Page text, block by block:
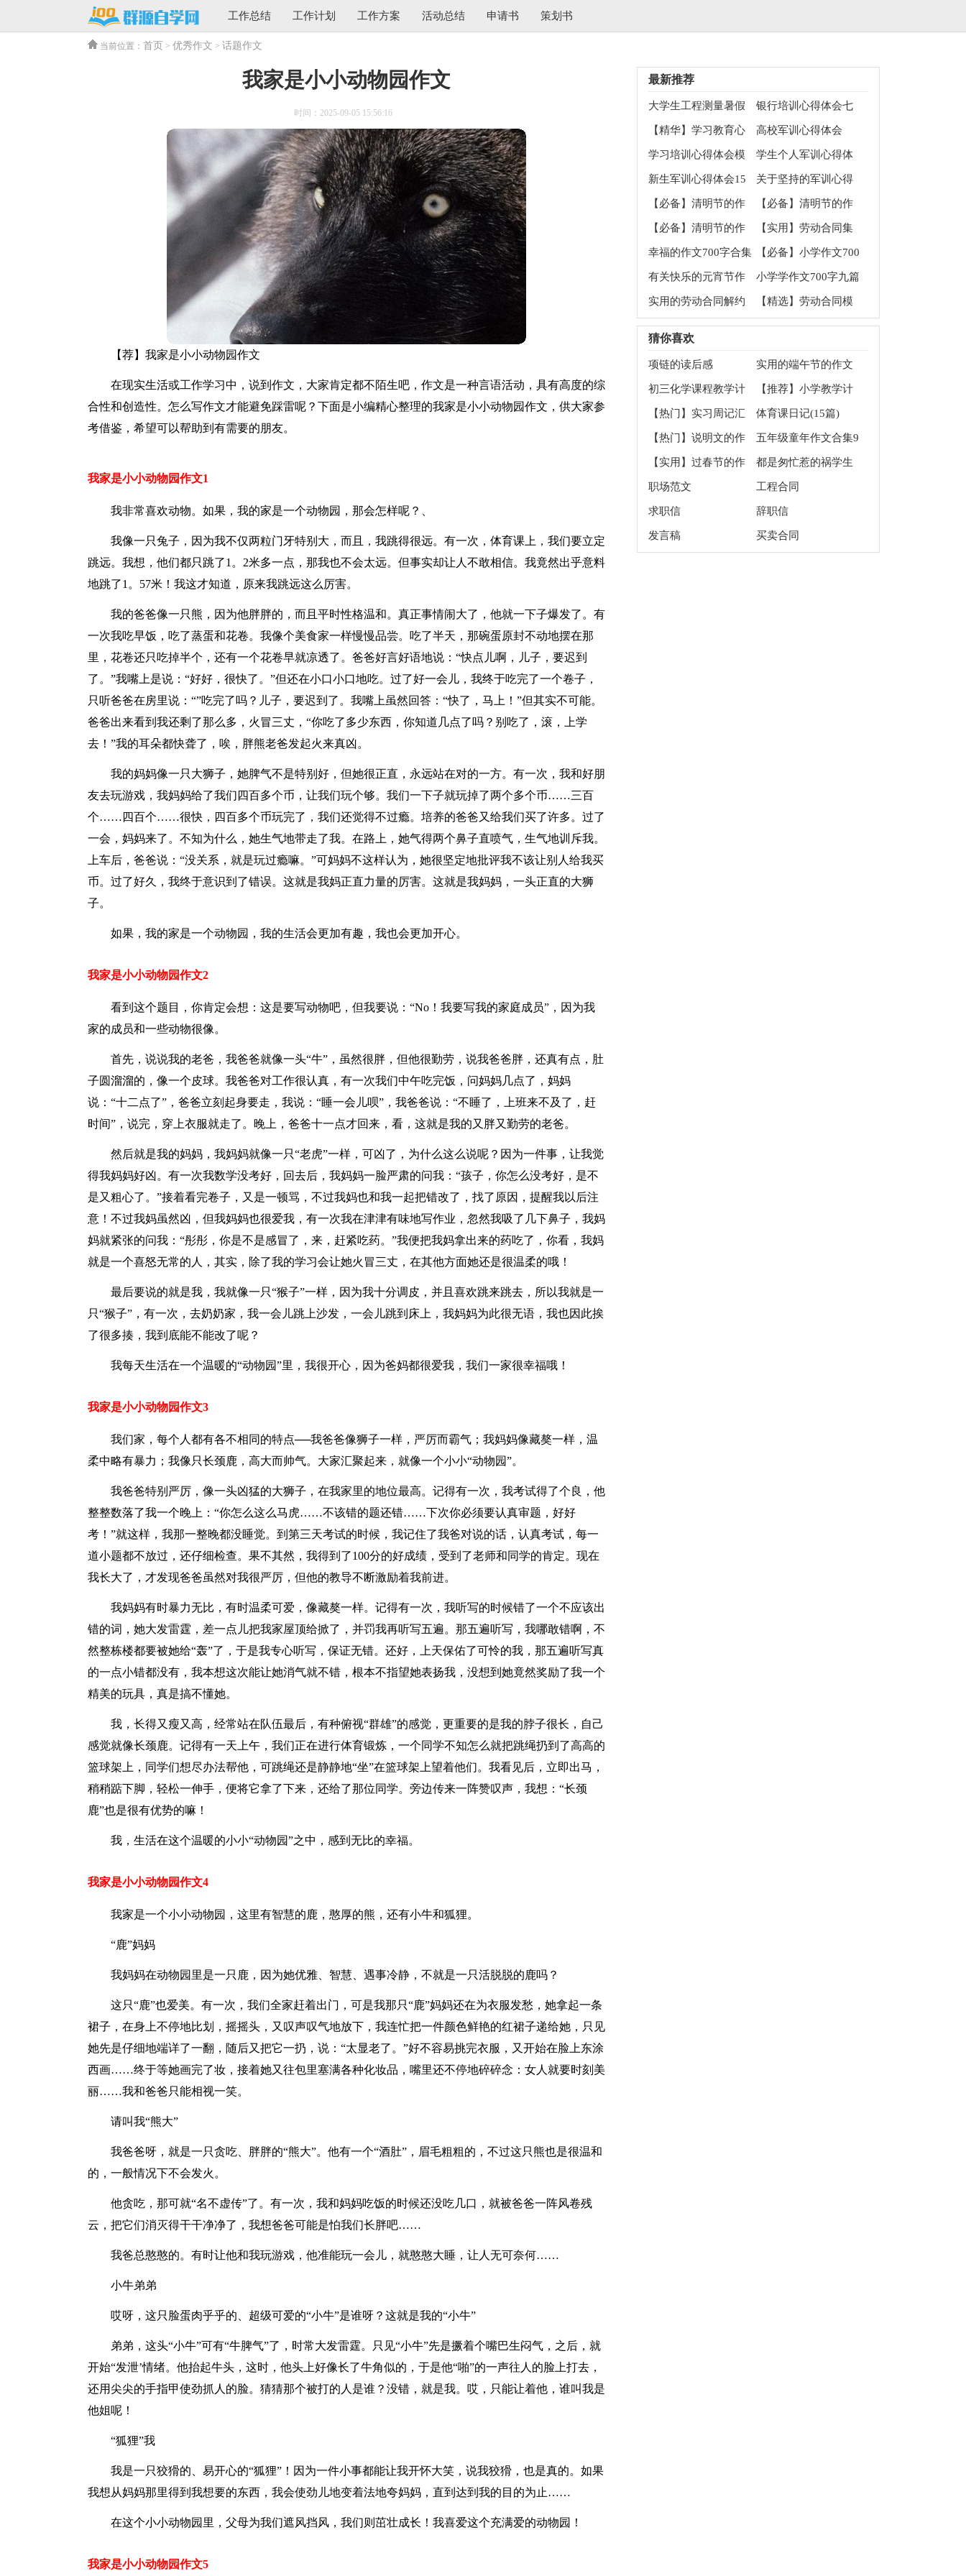
工作总结 工作计划 工作方案 活动总结 申请书 策划书
当前位置： 首页 > 优秀作文 > 话题作文
我家是小小动物园作文
时间：2025-09-05 15:56:16
【荐】我家是小小动物园作文
在现实生活或工作学习中，说到作文，大家肯定都不陌生吧，作文是一种言语活动，具有高度的综
合性和创造性。怎么写作文才能避免踩雷呢？下面是小编精心整理的我家是小小动物园作文，供大家参
考借鉴，希望可以帮助到有需要的朋友。
我家是小小动物园作文1
我非常喜欢动物。如果，我的家是一个动物园，那会怎样呢？、
我像一只兔子，因为我不仅两粒门牙特别大，而且，我跳得很远。有一次，体育课上，我们要立定
跳远。我想，他们都只跳了1。2米多一点，那我也不会太远。但事实却让人不敢相信。我竟然出乎意料
地跳了1。57米！我这才知道，原来我跳远这么厉害。
我的爸爸像一只熊，因为他胖胖的，而且平时性格温和。真正事情闹大了，他就一下子爆发了。有
一次我吃早饭，吃了蒸蛋和花卷。我像个美食家一样慢慢品尝。吃了半天，那碗蛋原封不动地摆在那
里，花卷还只吃掉半个，还有一个花卷早就凉透了。爸爸好言好语地说：“快点儿啊，儿子，要迟到
了。”我嘴上是说：“好好，很快了。”但还在小口小口地吃。过了好一会儿，我终于吃完了一个卷子，
只听爸爸在房里说：“”吃完了吗？儿子，要迟到了。我嘴上虽然回答：“快了，马上！”但其实不可能。
爸爸出来看到我还剩了那么多，火冒三丈，“你吃了多少东西，你知道几点了吗？别吃了，滚，上学
去！”我的耳朵都快聋了，唉，胖熊老爸发起火来真凶。
我的妈妈像一只大狮子，她脾气不是特别好，但她很正直，永远站在对的一方。有一次，我和好朋
友去玩游戏，我妈妈给了我们四百多个币，让我们玩个够。我们一下子就玩掉了两个多个币……三百
个……四百个……很快，四百多个币玩完了，我们还觉得不过瘾。培养的爸爸又给我们买了许多。过了
一会，妈妈来了。不知为什么，她生气地带走了我。在路上，她气得两个鼻子直喷气，生气地训斥我。
上车后，爸爸说：“没关系，就是玩过瘾嘛。”可妈妈不这样认为，她很坚定地批评我不该让别人给我买
币。过了好久，我终于意识到了错误。这就是我妈正直力量的厉害。这就是我妈妈，一头正直的大狮
子。
如果，我的家是一个动物园，我的生活会更加有趣，我也会更加开心。
我家是小小动物园作文2
看到这个题目，你肯定会想：这是要写动物吧，但我要说：“No！我要写我的家庭成员”，因为我
家的成员和一些动物很像。
首先，说说我的老爸，我爸爸就像一头“牛”，虽然很胖，但他很勤劳，说我爸爸胖，还真有点，肚
子圆溜溜的，像一个皮球。我爸爸对工作很认真，有一次我们中午吃完饭，问妈妈几点了，妈妈
说：“十二点了”，爸爸立刻起身要走，我说：“睡一会儿呗”，我爸爸说：“不睡了，上班来不及了，赶
时间”，说完，穿上衣服就走了。晚上，爸爸十一点才回来，看，这就是我的又胖又勤劳的老爸。
然后就是我的妈妈，我妈妈就像一只“老虎”一样，可凶了，为什么这么说呢？因为一件事，让我觉
得我妈妈好凶。有一次我数学没考好，回去后，我妈妈一脸严肃的问我：“孩子，你怎么没考好，是不
是又粗心了。”接着看完卷子，又是一顿骂，不过我妈也和我一起把错改了，找了原因，提醒我以后注
意！不过我妈虽然凶，但我妈妈也很爱我，有一次我在津津有味地写作业，忽然我吸了几下鼻子，我妈
妈就紧张的问我：“彤彤，你是不是感冒了，来，赶紧吃药。”我便把我妈拿出来的药吃了，你看，我妈
就是一个喜怒无常的人，其实，除了我的学习会让她火冒三丈，在其他方面她还是很温柔的哦！
最后要说的就是我，我就像一只“猴子”一样，因为我十分调皮，并且喜欢跳来跳去，所以我就是一
只“猴子”，有一次，去奶奶家，我一会儿跳上沙发，一会儿跳到床上，我妈妈为此很无语，我也因此挨
了很多揍，我到底能不能改了呢？
我每天生活在一个温暖的“动物园”里，我很开心，因为爸妈都很爱我，我们一家很幸福哦！
我家是小小动物园作文3
我们家，每个人都有各不相同的特点──我爸爸像狮子一样，严厉而霸气；我妈妈像藏獒一样，温
柔中略有暴力；我像只长颈鹿，高大而帅气。大家汇聚起来，就像一个小小“动物园”。
我爸爸特别严厉，像一头凶猛的大狮子，在我家里的地位最高。记得有一次，我考试得了个良，他
整整数落了我一个晚上：“你怎么这么马虎……不该错的题还错……下次你必须要认真审题，好好
考！”就这样，我那一整晚都没睡觉。到第三天考试的时候，我记住了我爸对说的话，认真考试，每一
道小题都不放过，还仔细检查。果不其然，我得到了100分的好成绩，受到了老师和同学的肯定。现在
我长大了，才发现爸爸虽然对我很严厉，但他的教导不断激励着我前进。
我妈妈有时暴力无比，有时温柔可爱，像藏獒一样。记得有一次，我听写的时候错了一个不应该出
错的词，她大发雷霆，差一点儿把我家屋顶给掀了，并罚我再听写五遍。那五遍听写，我哪敢错啊，不
然整栋楼都要被她给“轰”了，于是我专心听写，保证无错。还好，上天保佑了可怜的我，那五遍听写真
的一点小错都没有，我本想这次能让她消气就不错，根本不指望她表扬我，没想到她竟然奖励了我一个
精美的玩具，真是搞不懂她。
我，长得又瘦又高，经常站在队伍最后，有种俯视“群雄”的感觉，更重要的是我的脖子很长，自己
感觉就像长颈鹿。记得有一天上午，我们正在进行体育锻炼，一个同学不知怎么就把跳绳扔到了高高的
篮球架上，同学们想尽办法帮他，可跳绳还是静静地“坐”在篮球架上望着他们。我看见后，立即出马，
稍稍踮下脚，轻松一伸手，便将它拿了下来，还给了那位同学。旁边传来一阵赞叹声，我想：“长颈
鹿”也是很有优势的嘛！
我，生活在这个温暖的小小“动物园”之中，感到无比的幸福。
我家是小小动物园作文4
我家是一个小小动物园，这里有智慧的鹿，憨厚的熊，还有小牛和狐狸。
“鹿”妈妈
我妈妈在动物园里是一只鹿，因为她优雅、智慧、遇事冷静，不就是一只活脱脱的鹿吗？
这只“鹿”也爱美。有一次，我们全家赶着出门，可是我那只“鹿”妈妈还在为衣服发愁，她拿起一条
裙子，在身上不停地比划，摇摇头，又叹声叹气地放下，我连忙把一件颜色鲜艳的红裙子递给她，只见
她先是仔细地端详了一翻，随后又把它一扔，说：“太显老了。”好不容易挑完衣服，又开始在脸上东涂
西画……终于等她画完了妆，接着她又往包里塞满各种化妆品，嘴里还不停地碎碎念：女人就要时刻美
丽……我和爸爸只能相视一笑。
请叫我“熊大”
我爸爸呀，就是一只贪吃、胖胖的“熊大”。他有一个“酒肚”，眉毛粗粗的，不过这只熊也是很温和
的，一般情况下不会发火。
他贪吃，那可就“名不虚传”了。有一次，我和妈妈吃饭的时候还没吃几口，就被爸爸一阵风卷残
云，把它们消灭得干干净净了，我想爸爸可能是怕我们长胖吧……
我爸总憨憨的。有时让他和我玩游戏，他准能玩一会儿，就憨憨大睡，让人无可奈何……
小牛弟弟
哎呀，这只脸蛋肉乎乎的、超级可爱的“小牛”是谁呀？这就是我的“小牛”
弟弟，这头“小牛”可有“牛脾气”了，时常大发雷霆。只见“小牛”先是撅着个嘴巴生闷气，之后，就
开始“发泄’情绪。他抬起牛头，这时，他头上好像长了牛角似的，于是他“啪”的一声往人的脸上打去，
还用尖尖的手指甲使劲抓人的脸。猜猜那个被打的人是谁？没错，就是我。哎，只能让着他，谁叫我是
他姐呢！
“狐狸”我
我是一只狡猾的、易开心的“狐狸”！因为一件小事都能让我开怀大笑，说我狡猾，也是真的。如果
我想从妈妈那里得到我想要的东西，我会使劲儿地变着法地夸妈妈，直到达到我的目的为止……
在这个小小动物园里，父母为我们遮风挡风，我们则茁壮成长！我喜爱这个充满爱的动物园！
我家是小小动物园作文5
最新推荐
大学生工程测量暑假
实习心得体会
银行培训心得体会七
篇
【精华】学习教育心
得体会范文汇编7篇
高校军训心得体会
1000字
学习培训心得体会模
板集合八篇
学生个人军训心得体
会
新生军训心得体会15
篇
关于坚持的军训心得
体会
【必备】清明节的作
文700字集锦6篇
【必备】清明节的作
文100字集锦10篇
【必备】清明节的作
文100字集锦九篇
【实用】劳动合同集
合5篇
幸福的作文700字合集
九篇
【必备】小学作文700
字四篇
有关快乐的元宵节作
文100字汇编9篇
小学学作文700字九篇
实用的劳动合同解约
【精选】劳动合同模
猜你喜欢
项链的读后感
实用的端午节的作文
200字八篇
初三化学课程教学计
划
【推荐】小学教学计
划音乐范文汇总五篇
【热门】实习周记汇
总五篇
体育课日记(15篇)
【热门】说明文的作
文集合7篇
五年级童年作文合集9
篇
【实用】过春节的作
文500字7篇
都是匆忙惹的祸学生
优秀作文
职场范文 工程合同
求职信 辞职信
发言稿 买卖合同